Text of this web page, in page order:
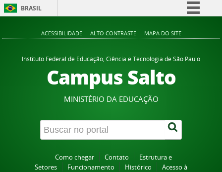
BRASIL
Comunica BR
Participe
Acesso à informação
Canais
ACESSIBILIDADE ALTO CONTRASTE MAPA DO SITE
Instituto Federal de Educação, Ciência e Tecnologia de São Paulo
Campus Salto
MINISTÉRIO DA EDUCAÇÃO
Como chegar Contato
Estrutura e
Setores
Funcionamento Histórico
Acesso à